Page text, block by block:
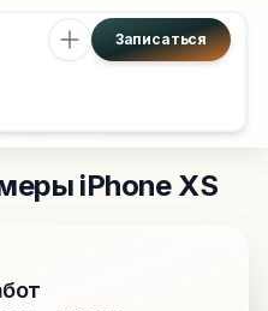
Записаться
iPhone XS